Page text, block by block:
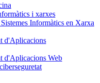
i xarxes
Informàtics en Xarxa
d'Aplicacions
d'Aplicacions Web